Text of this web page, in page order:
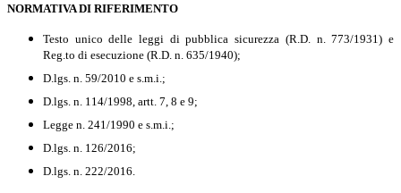
NORMATIVA DI RIFERIMENTO
Testo unico delle leggi di pubblica sicurezza (R.D. n. 773/1931) e
Reg.to di esecuzione (R.D. n. 635/1940);
D.lgs. n. 59/2010 e s.m.i.;
D.lgs. n. 114/1998, artt. 7, 8 e 9;
Legge n. 241/1990 e s.m.i.;
D.lgs. n. 126/2016;
D.lgs. n. 222/2016.